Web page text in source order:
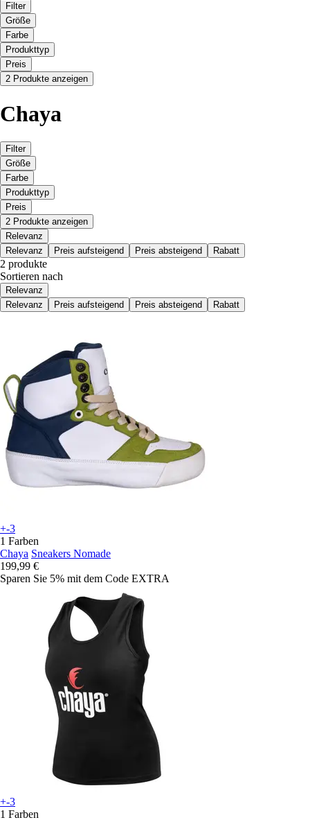
Filter
Größe
Farbe
Produkttyp
Preis
2 Produkte anzeigen
Chaya
Filter
Größe
Farbe
Produkttyp
Preis
2 Produkte anzeigen
Relevanz
Relevanz
Preis aufsteigend Preis absteigend Rabatt
2 produkte
Sortieren nach
Relevanz
Relevanz
Preis aufsteigend Preis absteigend Rabatt
+-3
1 Farben
Chaya Sneakers Nomade
199,99 €
Sparen Sie 5% mit dem Code EXTRA
+-3
1 Farben